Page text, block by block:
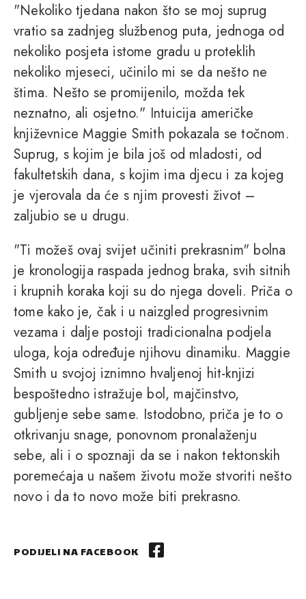
"Nekoliko tjedana nakon što se moj suprug
vratio sa zadnjeg službenog puta, jednoga od
nekoliko posjeta istome gradu u proteklih
nekoliko mjeseci, učinilo mi se da nešto ne
štima. Nešto se promijenilo, možda tek
neznatno, ali osjetno." Intuicija američke
književnice Maggie Smith pokazala se točnom.
Suprug, s kojim je bila još od mladosti, od
fakultetskih dana, s kojim ima djecu i za kojeg
je vjerovala da će s njim provesti život –
zaljubio se u drugu.
"Ti možeš ovaj svijet učiniti prekrasnim" bolna
je kronologija raspada jednog braka, svih sitnih
i krupnih koraka koji su do njega doveli. Priča o
tome kako je, čak i u naizgled progresivnim
vezama i dalje postoji tradicionalna podjela
uloga, koja određuje njihovu dinamiku. Maggie
Smith u svojoj iznimno hvaljenoj hit-knjizi
bespoštedno istražuje bol, majčinstvo,
gubljenje sebe same. Istodobno, priča je to o
otkrivanju snage, ponovnom pronalaženju
sebe, ali i o spoznaji da se i nakon tektonskih
poremećaja u našem životu može stvoriti nešto
novo i da to novo može biti prekrasno.
PODIJELI NA FACEBOOK